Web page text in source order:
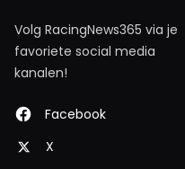
Volg RacingNews365 via je
favoriete social media
kanalen!
Facebook
X